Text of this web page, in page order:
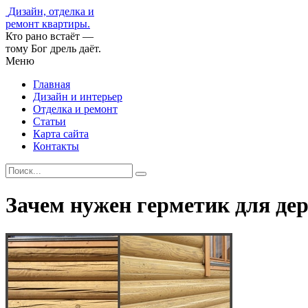
Дизайн, отделка и
ремонт квартиры.
Кто рано встаёт —
тому Бог дрель даёт.
Меню
Главная
Дизайн и интерьер
Отделка и ремонт
Статьи
Карта сайта
Контакты
Зачем нужен герметик для